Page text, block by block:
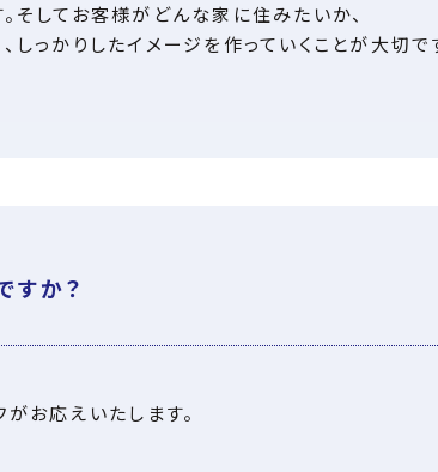
そしてお客様がどんな家に住みたいか、
っかりしたイメージを作っていくことが大切で
すか？
お応えいたします。